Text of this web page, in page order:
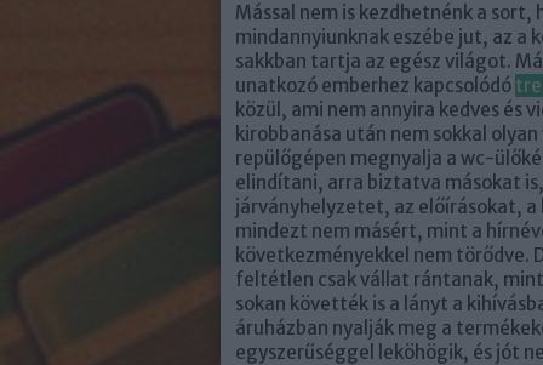
Mással nem is kezdhetnénk a sort,
mindannyiunknak eszébe jut, az a
sakkban tartja az egész világot.
unatkozó emberhez kapcsolódó
közül, ami nem annyira kedves és
kirobbanása után nem sokkal
repülőgépen megnyalja a wc-
elindítani, arra biztatva másokat
járványhelyzetet, az előírásokat,
mindezt nem másért, mint a
következményekkel nem törődve.
feltétlen csak vállat rántanak,
sokan követték is a lányt a
áruházban nyalják meg a
egyszerűséggel leköhögik, és jót